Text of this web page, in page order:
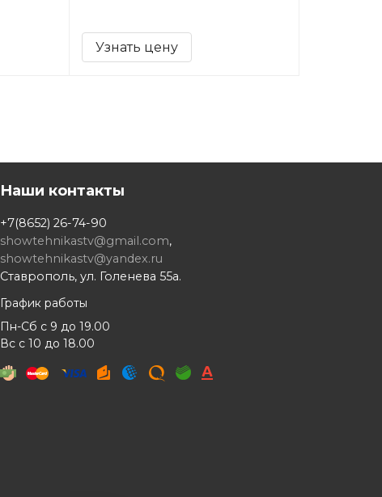
Узнать цену
Наши контакты
+7(8652) 26-74-90
showtehnikastv@gmail.com,
showtehnikastv@yandex.ru
Ставрополь, ул. Голенева 55а.
График работы
Пн-Сб с 9 до 19.00
Вс с 10 до 18.00